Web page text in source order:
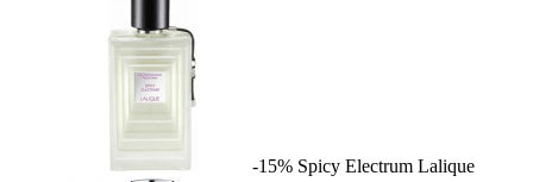
-15% Spicy Electrum Lalique